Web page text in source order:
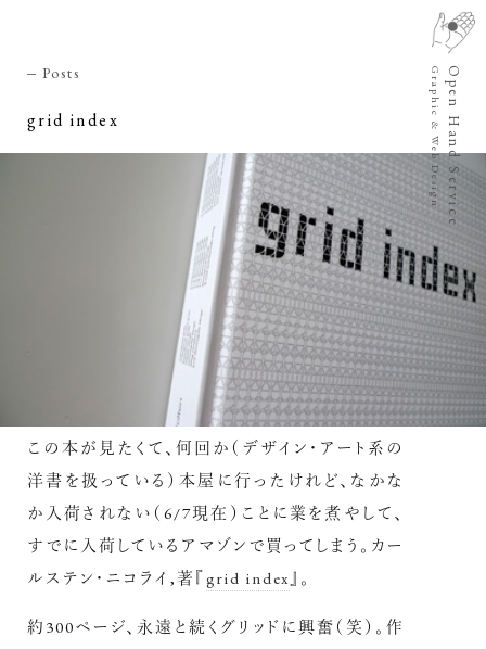
Open Hand Service
Graphic & Web Design
Posts
grid index
この本が見たくて、何回か（デザイン・アート系の
洋書を扱っている）本屋に行ったけれど、なかな
か入荷されない（6/7現在）ことに業を煮やして、
すでに入荷しているアマゾンで買ってしまう。カー
ルステン・ニコライ,著『grid index 』。
約300ページ、永遠と続くグリッドに興奮（笑）。作